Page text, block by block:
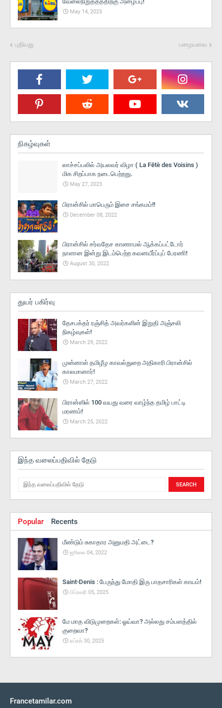
May 14, 2025
புதியது பழையவை
நிகழ்வுகள்
லாச்சப்பலில் அயலவர் விழா ( La Fētè des Voisins )
மிக சிறப்பாக நடைபெற்றது.
May 27, 2023
பிரான்சில் மாபெரும் இசை சங்கமம்!!
December 08, 2022
பிரான்சில் சர்வதேச காணாமல் ஆக்கப்பட்டோர்
நாளான இன்று இடம்பெற்ற கவனயீர்ப்புப் பேரணி!
August 30, 2022
துயர் பகிர்வு
தேசபக்தர் ரஞ்சித் அவர்களின் இறுதி அஞ்சலி
நிகழ்வுகள்!
March 29, 2022
முன்னாள் தமிழீழ காவல்துறை அதிகாரி பிரான்சில்
காலமானார்!
March 27, 2022
பிரான்ஸில் 100 வயது வரை வாழ்ந்த தமிழ் பாட்டி
மரணம்!
March 25, 2022
இந்த வலைப்பதிவில் தேடு
Popular Recents
மீண்டும் சுகாதார அனுமதி அட்டை?
ஜூலை 04, 2022
Saint-Denis : பேருந்து மோதி இரு பாதசாரிகள் காயம்!
பிப்ரவரி 05, 2025
மே மாத விடுமுறைகள்: ஓய்வா? அல்லது சம்பளத்தில்
குறைவா?
ஏப்ரல் 30, 2025
Francetamilar.com